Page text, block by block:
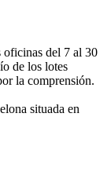
oficinas del 7 al 30
de los lotes
la comprensión.
situada en